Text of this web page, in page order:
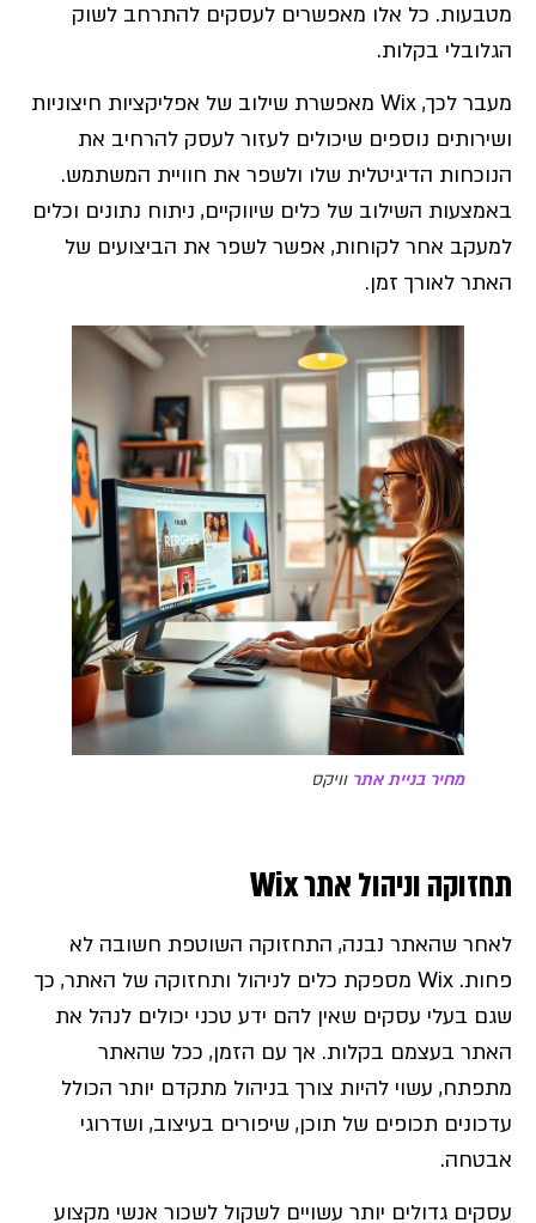
מטבעות. כל אלו מאפשרים לעסקים להתרחב לשוק
הגלובלי בקלות.
מעבר לכך, Wix מאפשרת שילוב של אפליקציות חיצוניות
ושירותים נוספים שיכולים לעזור לעסק להרחיב את
הנוכחות הדיגיטלית שלו ולשפר את חוויית המשתמש.
באמצעות השילוב של כלים שיווקיים, ניתוח נתונים וכלים
למעקב אחר לקוחות, אפשר לשפר את הביצועים של
האתר לאורך זמן.
מחיר בניית אתר וויקס
תחזוקה וניהול אתר Wix
לאחר שהאתר נבנה, התחזוקה השוטפת חשובה לא
פחות. Wix מספקת כלים לניהול ותחזוקה של האתר, כך
שגם בעלי עסקים שאין להם ידע טכני יכולים לנהל את
האתר בעצמם בקלות. אך עם הזמן, ככל שהאתר
מתפתח, עשוי להיות צורך בניהול מתקדם יותר הכולל
עדכונים תכופים של תוכן, שיפורים בעיצוב, ושדרוגי
אבטחה.
עסקים גדולים יותר עשויים לשקול לשכור אנשי מקצוע